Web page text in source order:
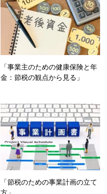
「事業主のための健康保険と年
金：節税の観点から見る」
「節税のための事業計画の立て